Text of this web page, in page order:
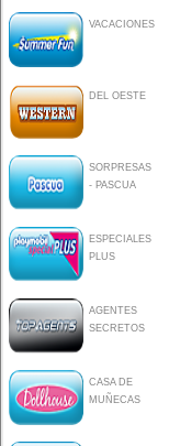
VACACIONES
DEL OESTE
SORPRESAS
- PASCUA
ESPECIALES
PLUS
AGENTES
SECRETOS
CASA DE
MUÑECAS